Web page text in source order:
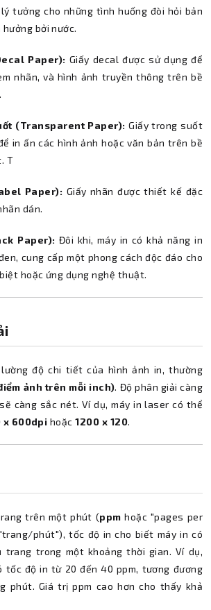
tưởng cho những tình huống đòi hỏi bản
bởi nước.
Paper): Giấy decal được sử dụng để
nhãn, và hình ảnh truyền thông trên bề
(Transparent Paper):Giấy trong suốt
in ấn các hình ảnh hoặc văn bản trên bề
T
Paper): Giấy nhãn được thiết kế đặc
dán.
Paper): Đôi khi, máy in có khả năng in
cung cấp một phong cách độc đáo cho
hoặc ứng dụng nghệ thuật.
độ chi tiết của hình ảnh in, thường
ảnh trên mỗi inch). Độ phân giải càng
càng sắc nét. Ví dụ, máy in laser có thể
x 600dpi hoặc1200 x 120.
trên một phút (ppm hoặc "pages per
phút"), tốc độ in cho biết máy in có
trang trong một khoảng thời gian. Ví dụ,
tốc độ in từ 20 đến 40 ppm, tương đương
phút. Giá trị ppm cao hơn cho thấy khả